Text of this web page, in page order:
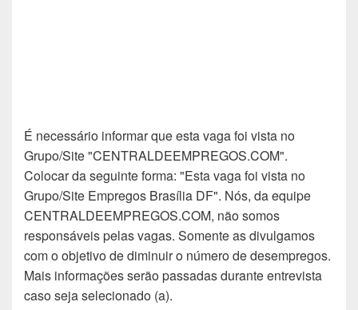
É necessário informar que esta vaga foi vista no
Grupo/Site "CENTRALDEEMPREGOS.COM".
Colocar da seguinte forma: "Esta vaga foi vista no
Grupo/Site Empregos Brasília DF". Nós, da equipe
CENTRALDEEMPREGOS.COM, não somos
responsáveis pelas vagas. Somente as divulgamos
com o objetivo de diminuir o número de desempregos.
Mais informações serão passadas durante entrevista
caso seja selecionado (a).